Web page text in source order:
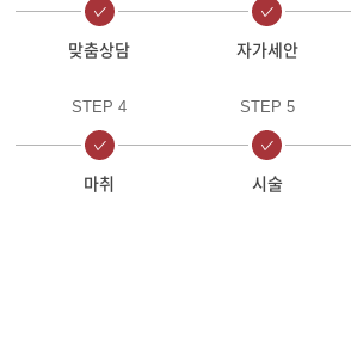
맞춤상담 자가세안
STEP 4
마취
STEP 5
시술